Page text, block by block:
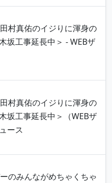
村真佑のイジりに渾身の
坂工事延長中＞ - WEBザ
村真佑のイジりに渾身の
坂工事延長中＞（WEBザ
ース
のみんながめちゃくちゃ